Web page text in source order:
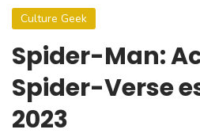
Culture Geek
Spider-Man:
Spider-Verse
2023